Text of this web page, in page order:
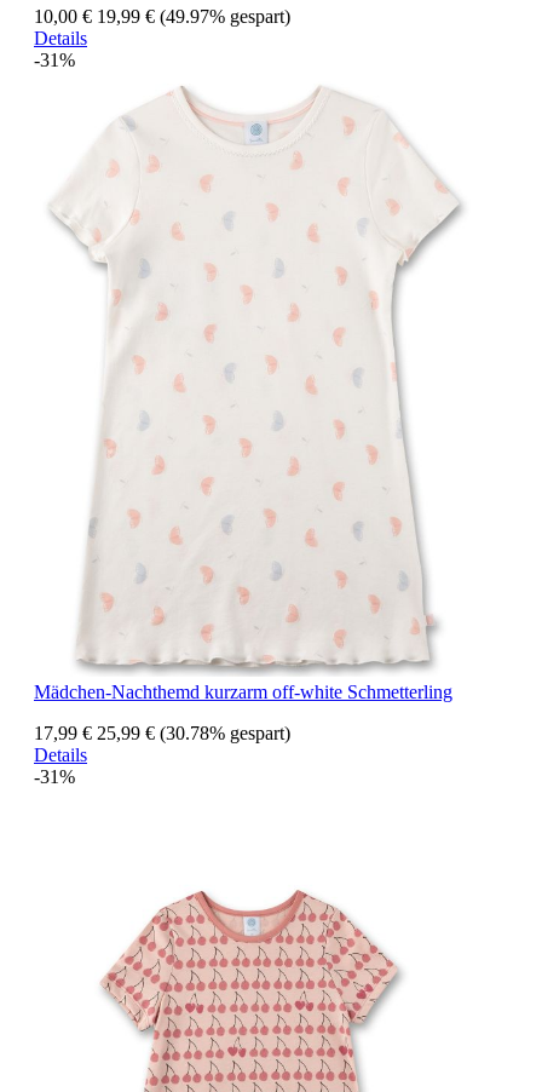
10,00 € 19,99 € (49.97% gespart)
Details
-31%
Mädchen-Nachthemd kurzarm off-white Schmetterling
17,99 € 25,99 € (30.78% gespart)
Details
-31%